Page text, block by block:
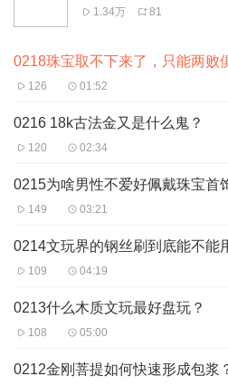
1.34万 81
0218珠宝取不下来了，只能两败
126 01:52
0216 18k古法金又是什么鬼？
120 02:34
0215为啥男性不爱好佩戴珠宝首
149 03:21
0214文玩界的钢丝刷到底能不能
109 04:19
0213什么木质文玩最好盘玩？
108 05:00
0212金刚菩提如何快速形成包浆